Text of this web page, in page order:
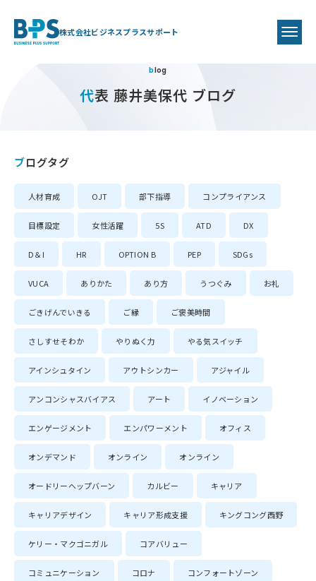
株式会社ビジネスプラスサポート
blog
代表 藤井美保代 ブログ
ブログタグ
人材育成 OJT 部下指導 コンプライアンス
目標設定 女性活躍 5S ATD DX
D＆I HR OPTION B PEP SDGs
VUCA ありかた あり方 うつぐみ お礼
ごきげんでいきる ご縁 ご褒美時間
さしすせそわか やりぬく力 やる気スイッチ
アインシュタイン アウトシンカー アジャイル
アンコンシャスバイアス アート イノベーション
エンゲージメント エンパワーメント オフィス
オンデマンド オンライン オンライン
オードリーヘップバーン カルビー キャリア
キャリアデザイン キャリア形成支援 キングコング西野
ケリー・マクゴニガル コアバリュー
コミュニケーション コロナ コンフォートゾーン